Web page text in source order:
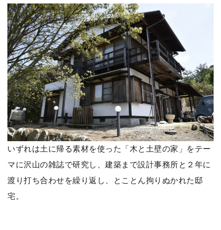
いずれは土に帰る素材を使った「木と土壁の家」をテー
マに沢山の雑誌で研究し、建築まで設計事務所と２年に
渡り打ち合わせを繰り返し、とことん拘りぬかれた邸
宅。